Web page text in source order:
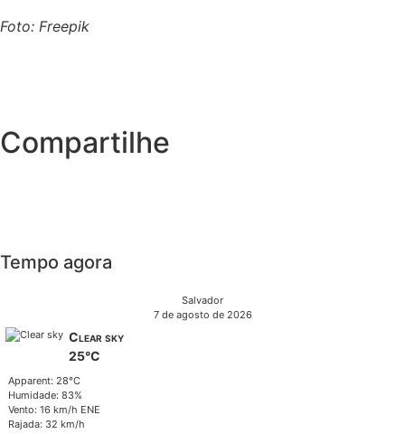
Foto: Freepik
Compartilhe
Tempo agora
Salvador
7 de agosto de 2026
Clear sky
25°C
Apparent: 28°C
Humidade: 83%
Vento: 16 km/h ENE
Rajada: 32 km/h